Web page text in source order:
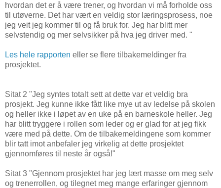
hvordan det er å være trener, og hvordan vi må forholde oss
til utøverne. Det har vært en veldig stor læringsprosess, noe
jeg veit jeg kommer til og få bruk for. Jeg har blitt mer
selvstendig og mer selvsikker på hva jeg driver med. "
Les hele rapporten eller se flere tilbakemeldinger fra
prosjektet.
Sitat 2 "Jeg syntes totalt sett at dette var et veldig bra
prosjekt. Jeg kunne ikke fått like mye ut av ledelse på skolen
og heller ikke i løpet av en uke på en barneskole heller. Jeg
har blitt tryggere i rollen som leder og er glad for at jeg fikk
være med på dette. Om de tilbakemeldingene som kommer
blir tatt imot anbefaler jeg virkelig at dette prosjektet
gjennomføres til neste år også!"
Sitat 3 "Gjennom prosjektet har jeg lært masse om meg selv
og trenerrollen, og tilegnet meg mange erfaringer gjennom